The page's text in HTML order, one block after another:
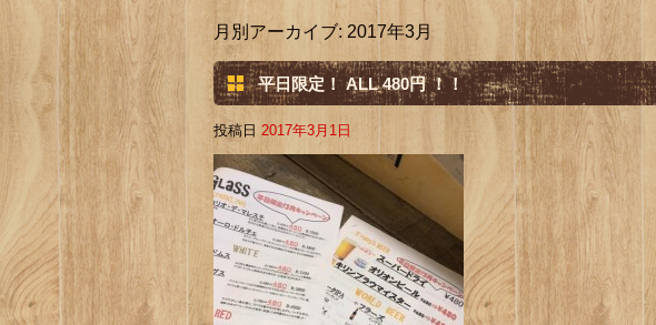
月別アーカイブ: 2017年3月
平日限定！ ALL 480円 ！！
投稿日 2017年3月1日